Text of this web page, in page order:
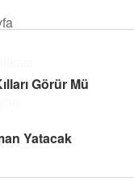
et!
Görür Mü
Yatacak